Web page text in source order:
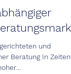
und
Beratung In Zeiten